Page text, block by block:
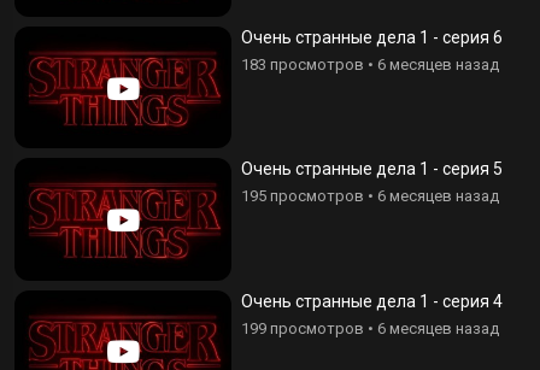
Очень странные дела 1 - серия 6
183 просмотров • 6 месяцев назад
Очень странные дела 1 - серия 5
195 просмотров • 6 месяцев назад
Очень странные дела 1 - серия 4
199 просмотров • 6 месяцев назад